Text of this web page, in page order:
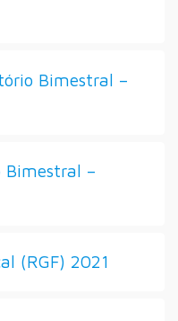
Bimestral –
Bimestral –
(RGF) 2021